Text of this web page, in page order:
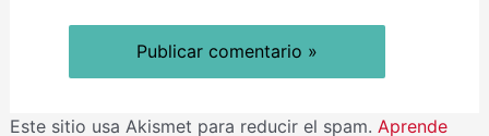
Este sitio usa Akismet para reducir el spam. Aprende